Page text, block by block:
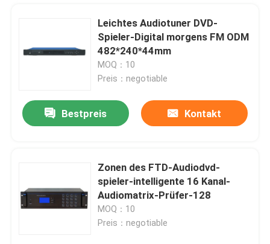
Leichtes Audiotuner DVD-
Spieler-Digital morgens FM ODM
482*240*44mm
MOQ：10
Preis：negotiable
Bestpreis Kontakt
Zonen des FTD-Audiodvd-
spieler-intelligente 16 Kanal-
Audiomatrix-Prüfer-128
MOQ：10
Preis：negotiable